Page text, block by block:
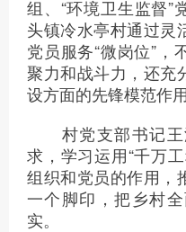
组、“环境卫生监督
头镇冷水亭村通过灵
党员服务“微岗位”，
聚力和战斗力，还充
设方面的先锋模范作用
村党支部书记王
求，学习运用“千万
组织和党员的作用，
一个脚印，把乡村
实。